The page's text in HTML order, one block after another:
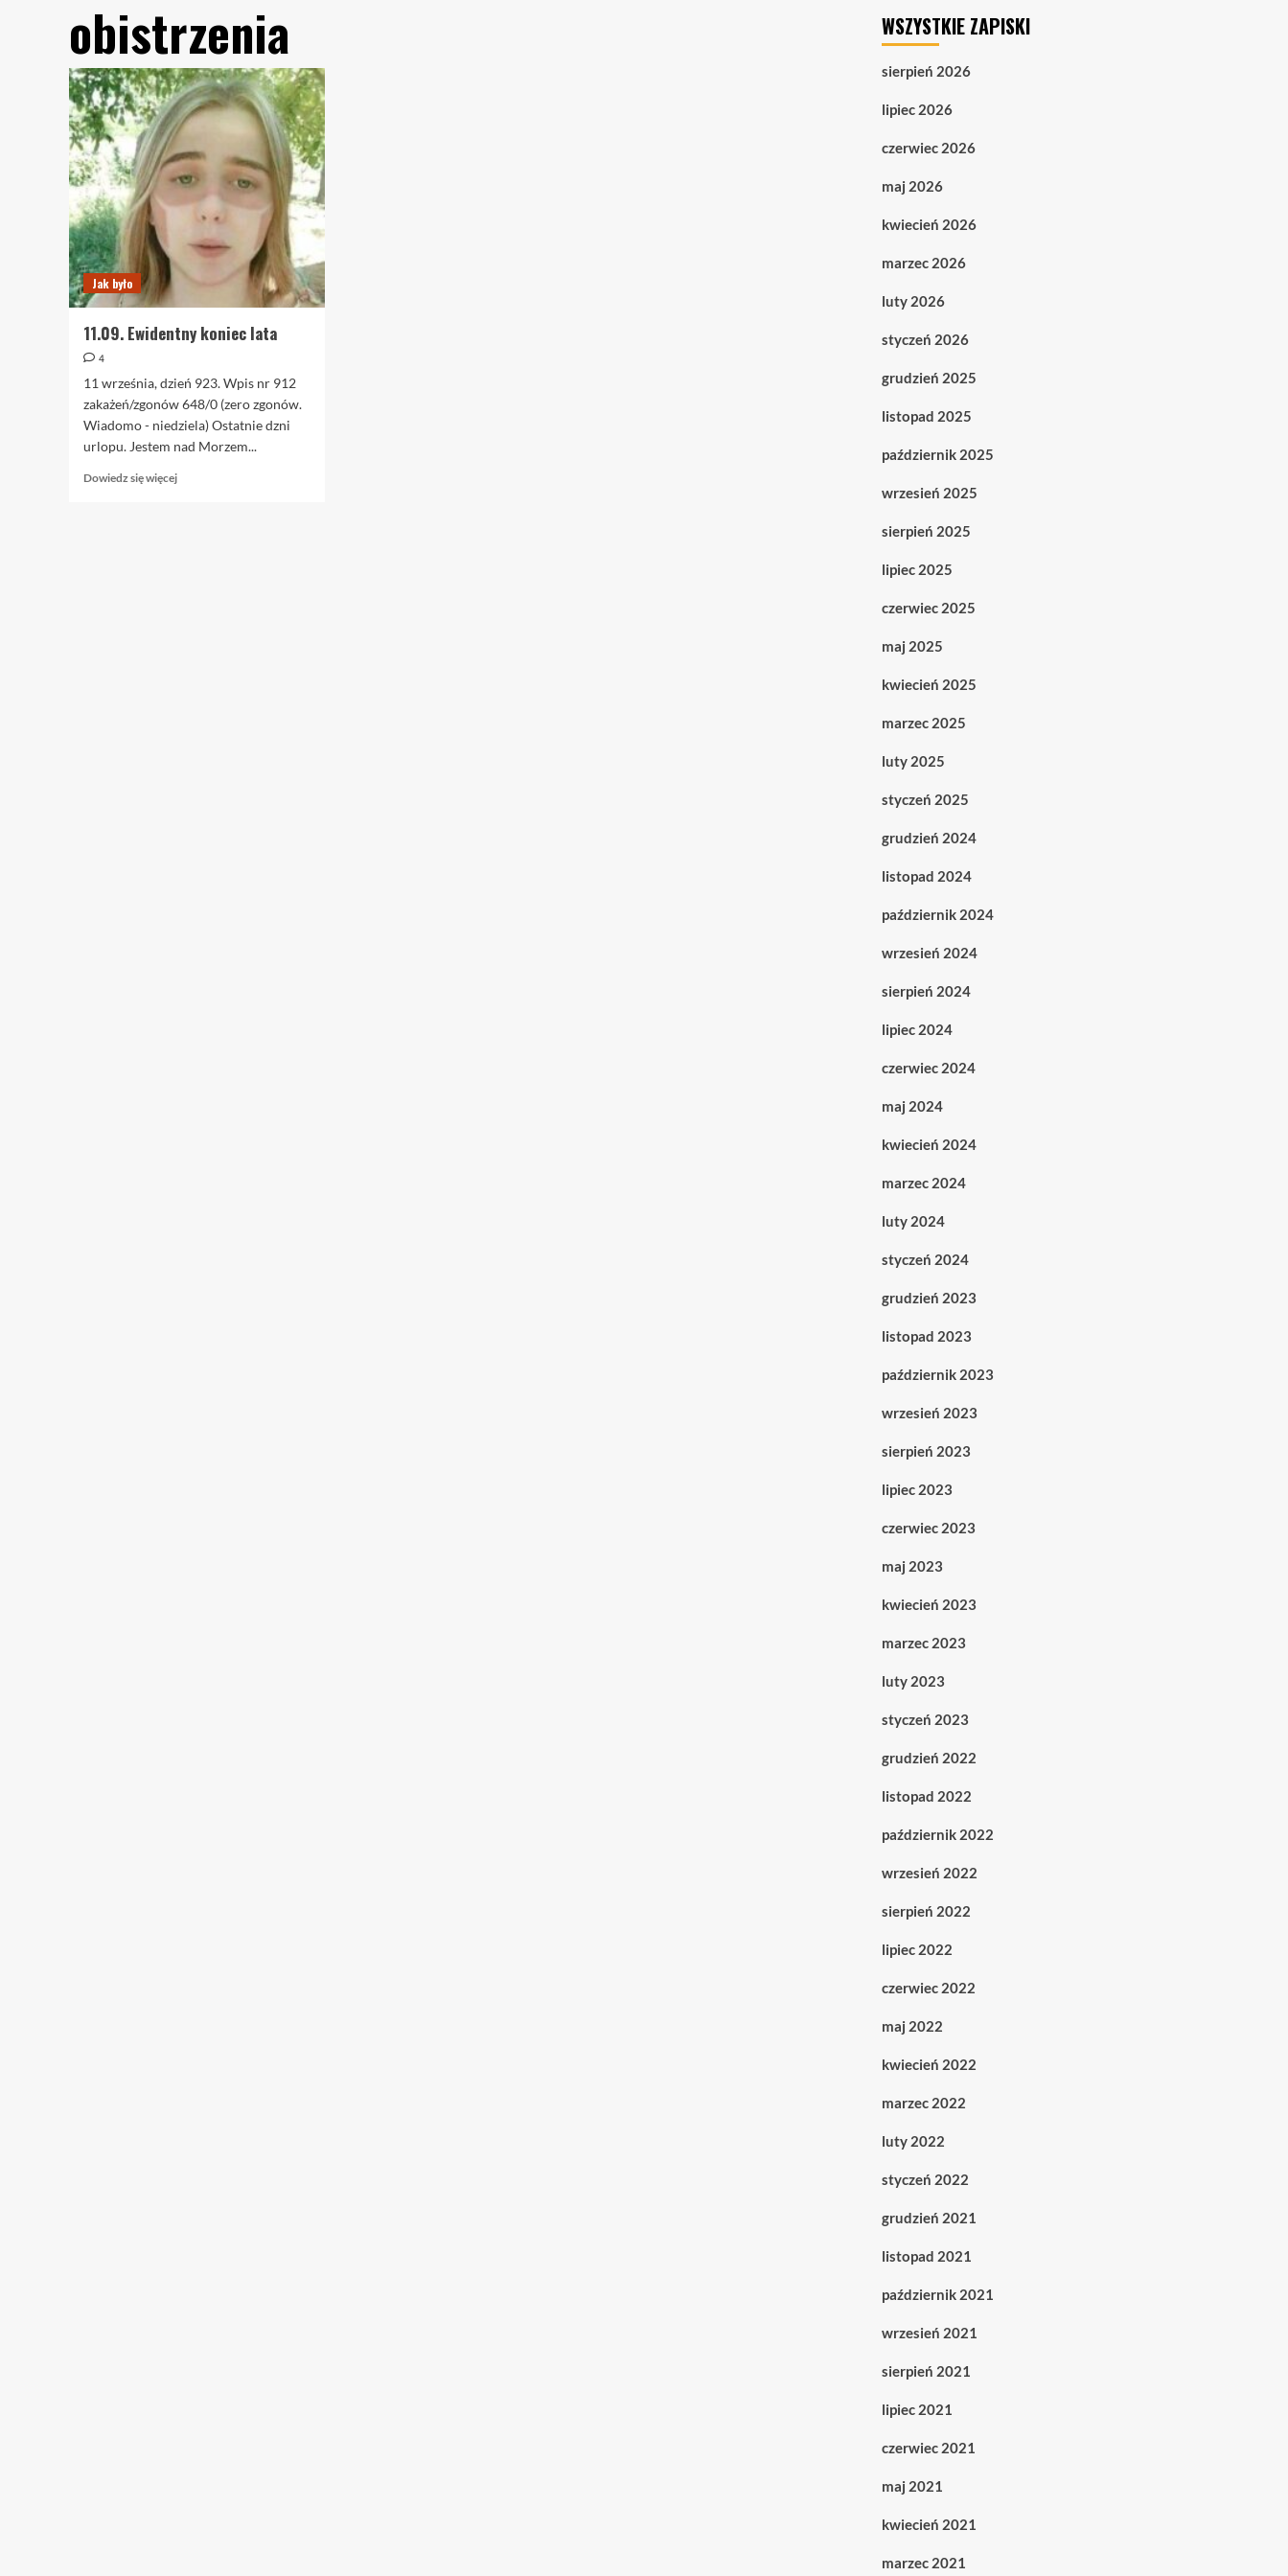
obistrzenia
Jak było
11.09. Ewidentny koniec lata
4
11 września, dzień 923. Wpis nr 912
zakażeń/zgonów 648/0 (zero zgonów.
Wiadomo - niedziela) Ostatnie dzni
urlopu. Jestem nad Morzem...
Dowiedz się więcejDowiedz
WSZYSTKIE ZAPISKI
sierpień 2026
lipiec 2026
czerwiec 2026
maj 2026
kwiecień 2026
marzec 2026
luty 2026
styczeń 2026
grudzień 2025
listopad 2025
październik 2025
wrzesień 2025
sierpień 2025
lipiec 2025
czerwiec 2025
maj 2025
kwiecień 2025
marzec 2025
luty 2025
styczeń 2025
grudzień 2024
listopad 2024
październik 2024
wrzesień 2024
sierpień 2024
lipiec 2024
czerwiec 2024
maj 2024
kwiecień 2024
marzec 2024
luty 2024
styczeń 2024
grudzień 2023
listopad 2023
październik 2023
wrzesień 2023
sierpień 2023
lipiec 2023
czerwiec 2023
maj 2023
kwiecień 2023
marzec 2023
luty 2023
styczeń 2023
grudzień 2022
listopad 2022
październik 2022
wrzesień 2022
sierpień 2022
lipiec 2022
czerwiec 2022
maj 2022
kwiecień 2022
marzec 2022
luty 2022
styczeń 2022
grudzień 2021
listopad 2021
październik 2021
wrzesień 2021
sierpień 2021
lipiec 2021
czerwiec 2021
maj 2021
kwiecień 2021
marzec 2021